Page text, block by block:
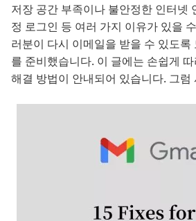
저장 공간 부족이나 불안정한 인터넷
정 로그인 등 여러 가지 이유가 있을
러분이 다시 이메일을 받을 수 있도록
를 준비했습니다. 이 글에는 손쉽게
해결 방법이 안내되어 있습니다. 그럼